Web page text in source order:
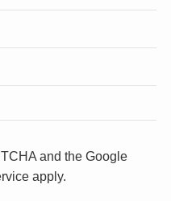
and the Google
apply.